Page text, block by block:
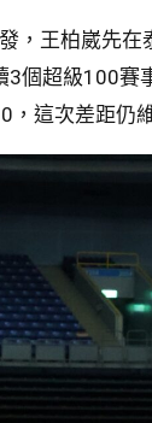
，王柏崴先
個超級100賽
這次差距仍